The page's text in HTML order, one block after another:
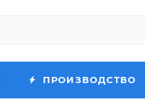
ПРОИЗВОДСТВО